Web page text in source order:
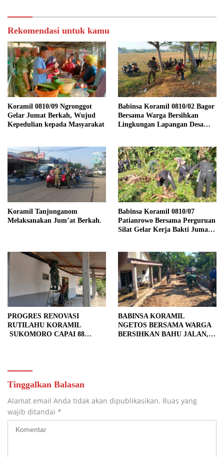
Rekomendasi untuk kamu
Koramil 0810/09 Ngronggot
Gelar Jumat Berkah, Wujud
Kepedulian kepada Masyarakat
Babinsa Koramil 0810/02 Bagor
Bersama Warga Bersihkan
Lingkungan Lapangan Desa
Koramil Tanjunganom
Melaksanakan Jum’at Berkah.
Babinsa Koramil 0810/07
Patianrowo Bersama Perguruan
Silat Gelar Kerja Bakti Jumat
PROGRES RENOVASI
RUTILAHU KORAMIL
SUKOMORO CAPAI 88
BABINSA KORAMIL
NGETOS BERSAMA WARGA
BERSIHKAN BAHU JALAN,
Tinggalkan Balasan
Alamat email Anda tidak akan dipublikasikan. Ruas yang
wajib ditandai *